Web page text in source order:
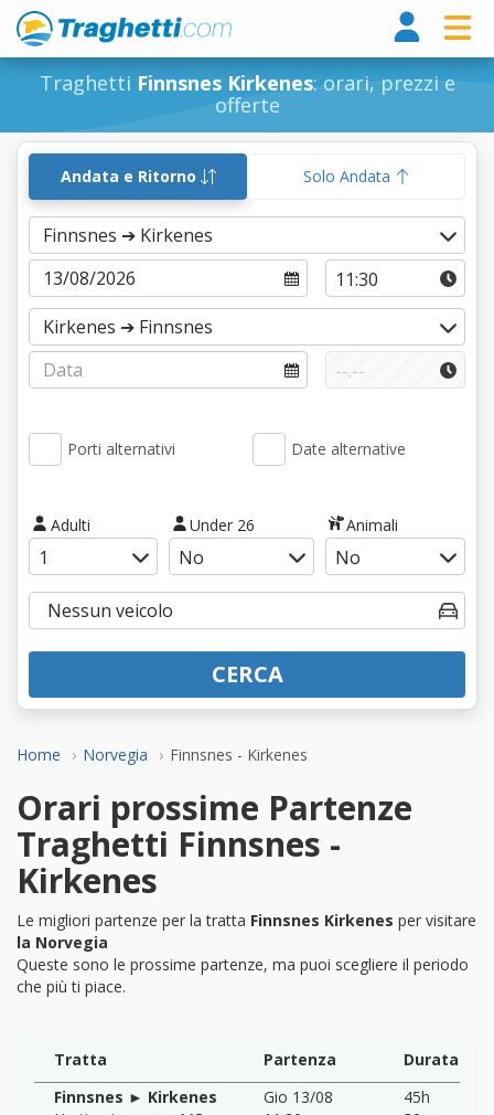
Traghetti Finnsnes Kirkenes: orari, prezzi e
offerte
Home Norvegia Finnsnes - Kirkenes
Andata e Ritorno Solo Andata
Porti alternativi Date alternative
Adulti Under 26 Animali
CERCA
Orari prossime Partenze
Traghetti Finnsnes -
Kirkenes
Le migliori partenze per la tratta Finnsnes Kirkenes per visitare
la Norvegia
Queste sono le prossime partenze, ma puoi scegliere il periodo
che più ti piace.
Tratta Partenza
Durata
Finnsnes ► Kirkenes
Gio 13/08
45h